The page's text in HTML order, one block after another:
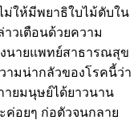
ม่ให้มีพยาธิใบไม้ตับใน
าวเตือนด้วยความ
นายแพทย์สาธารณสุข
ามน่ากลัวของโรคนี้ว่า
ายมนุษย์ได้ยาวนาน
ค่อยๆ ก่อตัวจนกลาย